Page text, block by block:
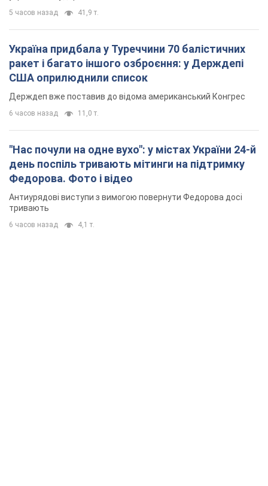
"Нас почули на одне вухо": у містах України 24-й
день поспіль тривають мітинги на підтримку
Федорова. Фото і відео
Антиурядові виступи з вимогою повернути Федорова досі